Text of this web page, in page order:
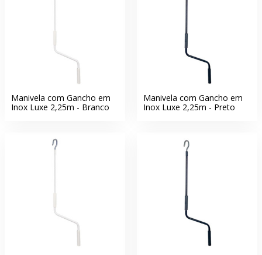
Manivela com Gancho em
Inox Luxe 2,25m - Branco
Manivela com Gancho em
Inox Luxe 2,25m - Preto